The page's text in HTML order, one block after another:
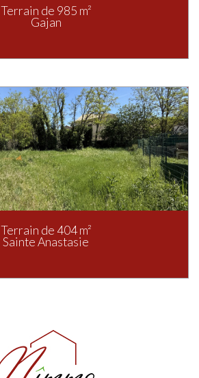
Terrain de 985 m²
Gajan
Terrain de 404 m²
Sainte Anastasie